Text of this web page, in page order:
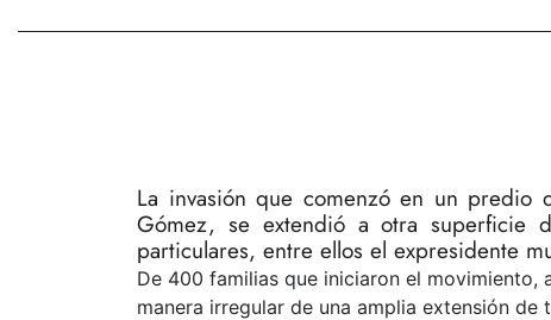
La invasión que comenzó en un predio
Gómez, se extendió a otra superficie
particulares, entre ellos el expresidente
De 400 familias que iniciaron el movimiento,
manera irregular de una amplia extensión